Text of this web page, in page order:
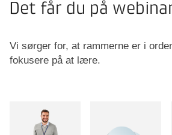
Det får du på
Vi sørger for, at rammerne er i
fokusere på at lære.